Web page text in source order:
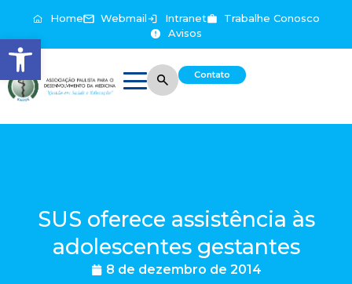
Abrir a barra de ferramentas
Home Webmail Intranet
Trabalhe Conosco
Avisos
Contato
SUS oferece assistência às
adolescentes gestantes
8 de dezembro de 2014